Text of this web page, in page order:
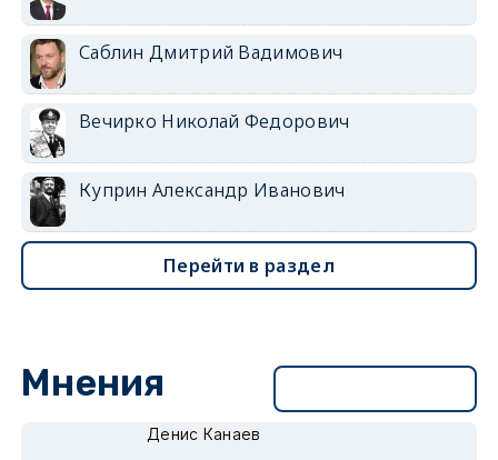
Саблин Дмитрий Вадимович
Вечирко Николай Федорович
Куприн Александр Иванович
Перейти в раздел
Мнения
Денис Канаев